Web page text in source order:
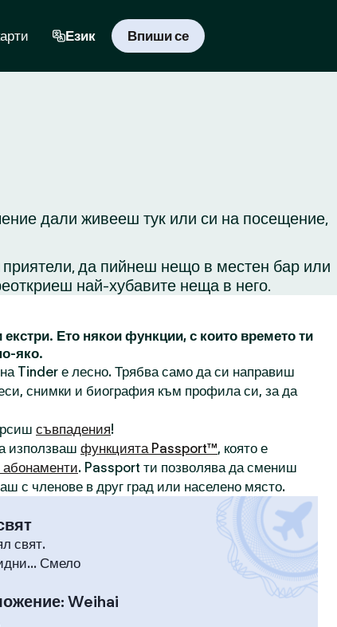
Език Впиши се
дали живееш тук или си на посещение,
да пийнеш нещо в местен бар или
най-хубавите неща в него.
Ето някои функции, с които времето ти
яко.
Tinder е лесно. Трябва само да си направиш
снимки и биография към профила си, за да
съвпадения!
използваш функцията Passport™, която е
. Passport ти позволява да смениш
с членове в друг град или населено място.
свят.
Смело
: Weihai